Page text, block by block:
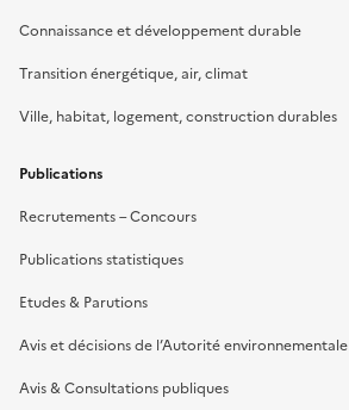
Connaissance et développement durable
Transition énergétique, air, climat
Ville, habitat, logement, construction durables
Publications
Recrutements – Concours
Publications statistiques
Etudes & Parutions
Avis et décisions de l’Autorité environnementale
Avis & Consultations publiques